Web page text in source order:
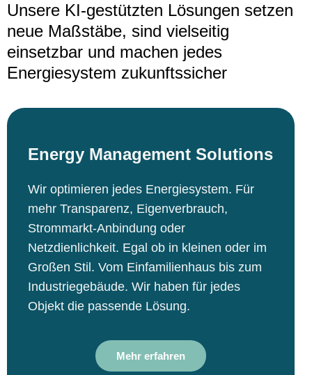
Unsere KI-gestützten Lösungen setzen
neue Maßstäbe, sind vielseitig
einsetzbar und machen jedes
Energiesystem zukunftssicher
Energy Management Solutions
Wir optimieren jedes Energiesystem. Für
mehr Transparenz, Eigenverbrauch,
Strommarkt-Anbindung oder
Netzdienlichkeit. Egal ob in kleinen oder im
Großen Stil. Vom Einfamilienhaus bis zum
Industriegebäude. Wir haben für jedes
Objekt die passende Lösung.
Mehr erfahren